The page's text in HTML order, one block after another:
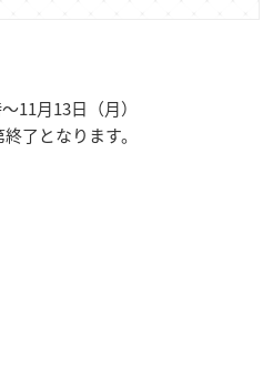
11月13日（月）
了となります。